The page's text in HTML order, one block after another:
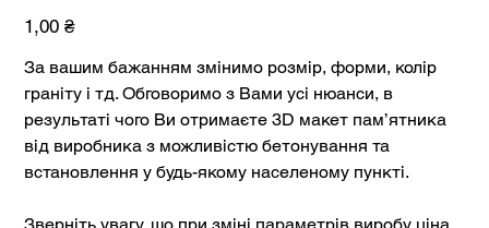
Ціна
1,00 ₴
За вашим бажанням змінимо розмір, форми, колір
граніту і тд. Обговоримо з Вами усі нюанси, в
результаті чого Ви отримаєте 3D макет пам’ятника
від виробника з можливістю бетонування та
встановлення у будь-якому населеному пункті.